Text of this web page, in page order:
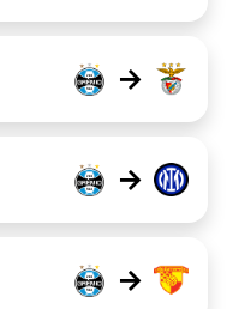
→
→
→